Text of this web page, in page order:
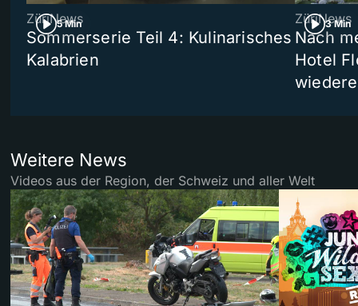
5 Min
ZüriNews
Sommerserie Teil 4: Kulinarisches
Kalabrien
3 Min
ZüriNews
Nach
Hotel
Weitere News
Videos aus der Region, der Schweiz und aller Welt